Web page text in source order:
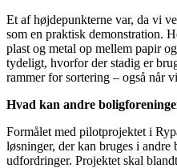
Et af højdepunkterne var, da vi
som en praktisk demonstration.
plast og metal op mellem papir
tydeligt, hvorfor der stadig er
rammer for sortering – også når
Hvad kan andre
Formålet med pilotprojektet i
løsninger, der kan bruges i
udfordringer. Projektet skal